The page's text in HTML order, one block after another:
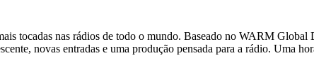
tocadas nas rádios de todo o mundo. Baseado no WARM
novas entradas e uma produção pensada para a rádio. Uma